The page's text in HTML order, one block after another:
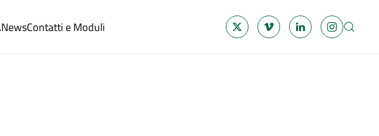
NewsContatti e Moduli